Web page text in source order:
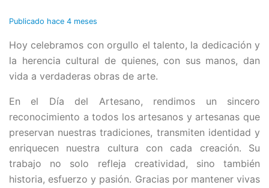
Publicado hace 4 meses
Hoy celebramos con orgullo el talento, la dedicación y
la herencia cultural de quienes, con sus manos, dan
vida a verdaderas obras de arte.
En el Día del Artesano, rendimos un sincero
reconocimiento a todos los artesanos y artesanas que
preservan nuestras tradiciones, transmiten identidad y
enriquecen nuestra cultura con cada creación. Su
trabajo no solo refleja creatividad, sino también
historia, esfuerzo y pasión. Gracias por mantener vivas